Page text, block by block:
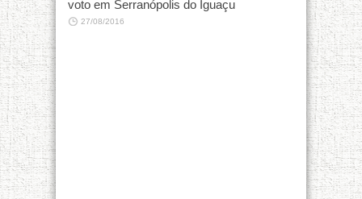
voto em Serranópolis do Iguaçu
27/08/2016